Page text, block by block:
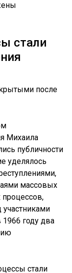
стали
Михаила
публичности
уделялось
массовых
1966 году два
стали